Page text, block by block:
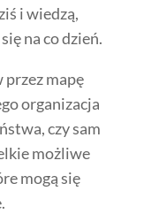
i wiedzą,
na co dzień.
przez mapę
organizacja
czy sam
możliwe
mogą się